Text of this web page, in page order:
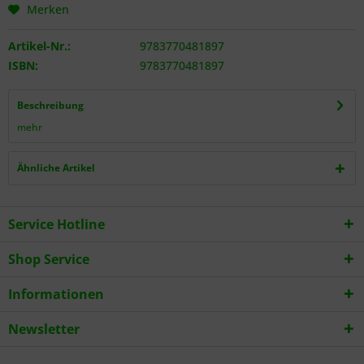
Merken
Artikel-Nr.:
9783770481897
ISBN:
9783770481897
Beschreibung
mehr
Ähnliche Artikel
Service Hotline
Shop Service
Informationen
Newsletter